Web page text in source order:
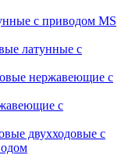
с приводом MS
латунные с
нержавеющие с
с
двухходовые с